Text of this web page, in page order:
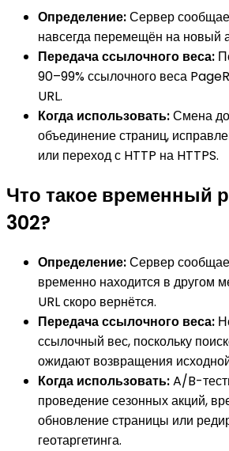
Определение:Сервер
навсегда перемещён на новый
Передача ссылочного веса:
90–99% ссылочного веса
URL.
Когда использовать:Смена
объединение страниц,
или переход с HTTP на HTTPS.
Что такое временный
302?
Определение:Сервер
временно находится в другом
URL скоро вернётся.
Передача ссылочного веса:
ссылочный вес, поскольку
ожидают возвращения
Когда использовать:A/B-
проведение сезонных акций,
обновление страницы или
геотаргетинга.